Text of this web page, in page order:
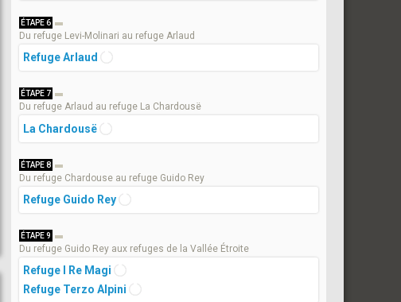
ÉTAPE 6
Du refuge Levi-Molinari au refuge Arlaud
Refuge Arlaud
ÉTAPE 7
Du refuge Arlaud au refuge La Chardousë
La Chardousë
ÉTAPE 8
Du refuge Chardouse au refuge Guido Rey
Refuge Guido Rey
ÉTAPE 9
Du refuge Guido Rey aux refuges de la Vallée Étroite
Refuge I Re Magi
Refuge Terzo Alpini